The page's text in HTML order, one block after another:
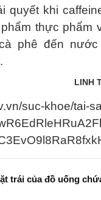
quyết khi
thực phẩm
phê đến
LINH
suc-khoe/tai-
trái của đồ uống